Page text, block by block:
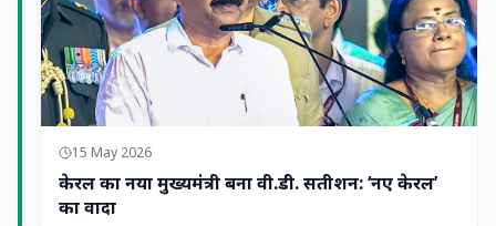
15 May 2026
केरल का नया मुख्यमंत्री बना वी.डी. सतीशन: ‘नए केरल’
का वादा